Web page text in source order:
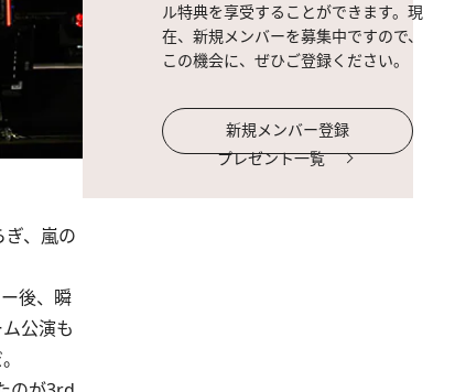
、嵐の
後、瞬
公演も
ル特典を享受することができます。現
在、新規メンバーを募集中ですので、
この機会に、ぜひご登録ください。
新規メンバー登録
プレゼント一覧